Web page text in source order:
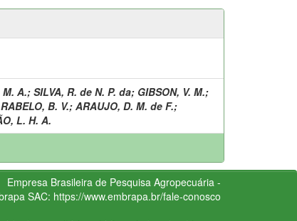
M. A.; SILVA, R. de N. P. da; GIBSON, V. M.;
RABELO, B. V.; ARAUJO, D. M. de F.;
L. H. A.
Empresa Brasileira de Pesquisa Agropecuária -
SAC: https://www.embrapa.br/fale-conosco